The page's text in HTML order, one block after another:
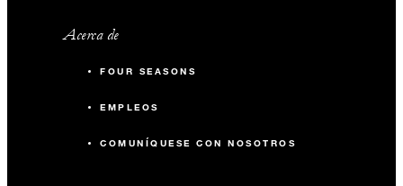
Acerca de
FOUR SEASONS
EMPLEOS
COMUNÍQUESE CON NOSOTROS